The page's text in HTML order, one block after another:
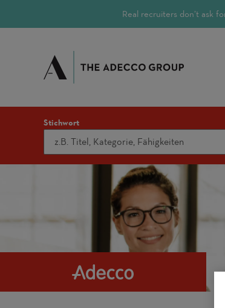
Real recruiters don’t ask
Stichwort